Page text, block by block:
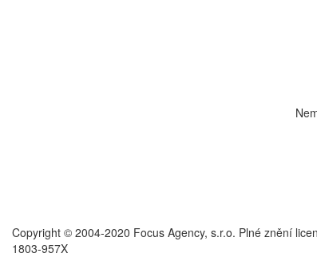
Copyright © 2004-2020 Focus Agency, s.r.o. Plné znění
1803-957X